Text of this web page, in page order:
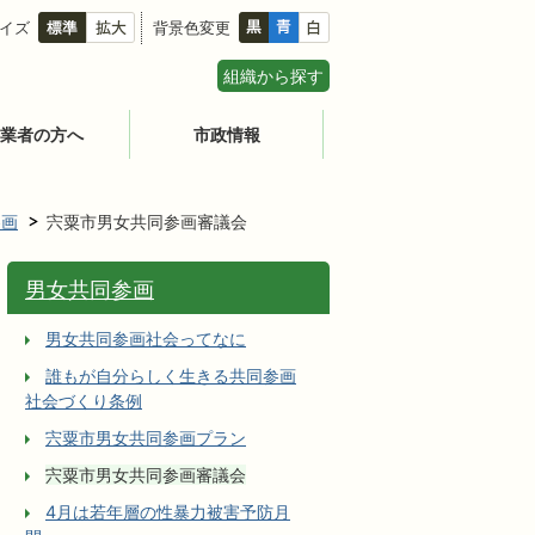
ズ 背景色変更
組織から探す
者の方へ 市政情報
宍粟市男女共同参画審議会
男女共同参画
男女共同参画社会ってなに
誰もが自分らしく生きる共同参画
社会づくり条例
宍粟市男女共同参画プラン
宍粟市男女共同参画審議会
4月は若年層の性暴力被害予防月